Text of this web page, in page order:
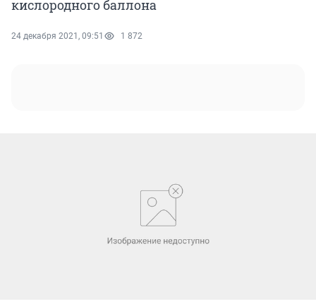
кислородного баллона
24 декабря 2021, 09:51 1 872